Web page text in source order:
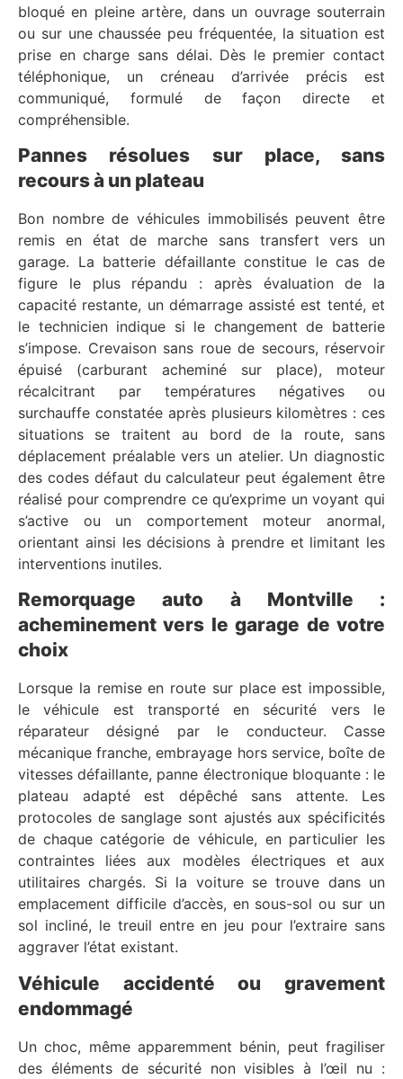
bloqué en pleine artère, dans un ouvrage souterrain
ou sur une chaussée peu fréquentée, la situation est
prise en charge sans délai. Dès le premier contact
téléphonique, un créneau d’arrivée précis est
communiqué, formulé de façon directe et
compréhensible.
Pannes résolues sur place, sans
recours à un plateau
Bon nombre de véhicules immobilisés peuvent être
remis en état de marche sans transfert vers un
garage. La batterie défaillante constitue le cas de
figure le plus répandu : après évaluation de la
capacité restante, un démarrage assisté est tenté, et
le technicien indique si le changement de batterie
s’impose. Crevaison sans roue de secours, réservoir
épuisé (carburant acheminé sur place), moteur
récalcitrant par températures négatives ou
surchauffe constatée après plusieurs kilomètres : ces
situations se traitent au bord de la route, sans
déplacement préalable vers un atelier. Un diagnostic
des codes défaut du calculateur peut également être
réalisé pour comprendre ce qu’exprime un voyant qui
s’active ou un comportement moteur anormal,
orientant ainsi les décisions à prendre et limitant les
interventions inutiles.
Remorquage auto à Montville :
acheminement vers le garage de votre
choix
Lorsque la remise en route sur place est impossible,
le véhicule est transporté en sécurité vers le
réparateur désigné par le conducteur. Casse
mécanique franche, embrayage hors service, boîte de
vitesses défaillante, panne électronique bloquante : le
plateau adapté est dépêché sans attente. Les
protocoles de sanglage sont ajustés aux spécificités
de chaque catégorie de véhicule, en particulier les
contraintes liées aux modèles électriques et aux
utilitaires chargés. Si la voiture se trouve dans un
emplacement difficile d’accès, en sous-sol ou sur un
sol incliné, le treuil entre en jeu pour l’extraire sans
aggraver l’état existant.
Véhicule accidenté ou gravement
endommagé
Un choc, même apparemment bénin, peut fragiliser
des éléments de sécurité non visibles à l’œil nu :